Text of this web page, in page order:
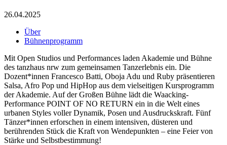
26.04.2025
Über
Bühnenprogramm
Mit Open Studios und Performances laden Akademie und Bühne
des tanzhaus nrw zum gemeinsamen Tanzerlebnis ein. Die
Dozent*innen Francesco Batti, Oboja Adu und Ruby präsentieren
Salsa, Afro Pop und HipHop aus dem vielseitigen Kursprogramm
der Akademie. Auf der Großen Bühne lädt die Waacking-
Performance POINT OF NO RETURN ein in die Welt eines
urbanen Styles voller Dynamik, Posen und Ausdruckskraft. Fünf
Tänzer*innen erforschen in einem intensiven, düsteren und
berührenden Stück die Kraft von Wendepunkten – eine Feier von
Stärke und Selbstbestimmung!